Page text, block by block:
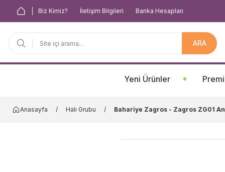
Biz Kimiz? İletişim Bilgileri Banka Hesapları
ARA
Yeni Ürünler
Anasayfa Halı Grubu Bahariye Zagros - Zagros ZG01